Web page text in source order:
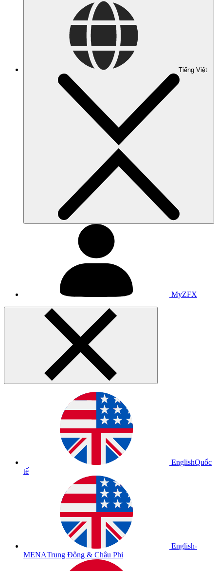
Tiếng Việt
MyZFX
EnglishQuốc
tế
English-
MENATrung Đông & Châu Phi